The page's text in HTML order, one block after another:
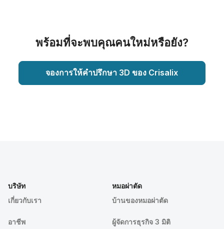
พร้อมที่จะพบคุณคนใหม่หรือยัง?
จองการให้คำปรึกษา 3D ของ Crisalix
บริษัท
เกี่ยวกับเรา
อาชีพ
หมอผ่าตัด
บ้านของหมอผ่าตัด
ผู้จัดการธุรกิจ 3 มิติ